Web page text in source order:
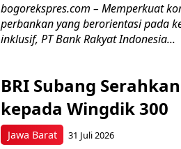
bogorekspres.com – Memperkuat
perbankan yang berorientasi pada
inklusif, PT Bank Rakyat Indonesia...
Jawa Barat
BRI Subang
kepada Wingdik 300
31 Juli 2026